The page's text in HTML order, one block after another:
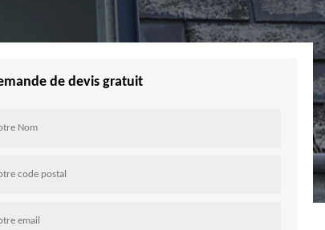
de devis gratuit